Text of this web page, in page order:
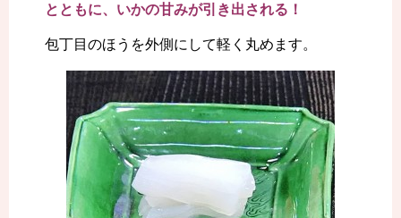
とともに、いかの甘みが引き出される！
包丁目のほうを外側にして軽く丸めます。